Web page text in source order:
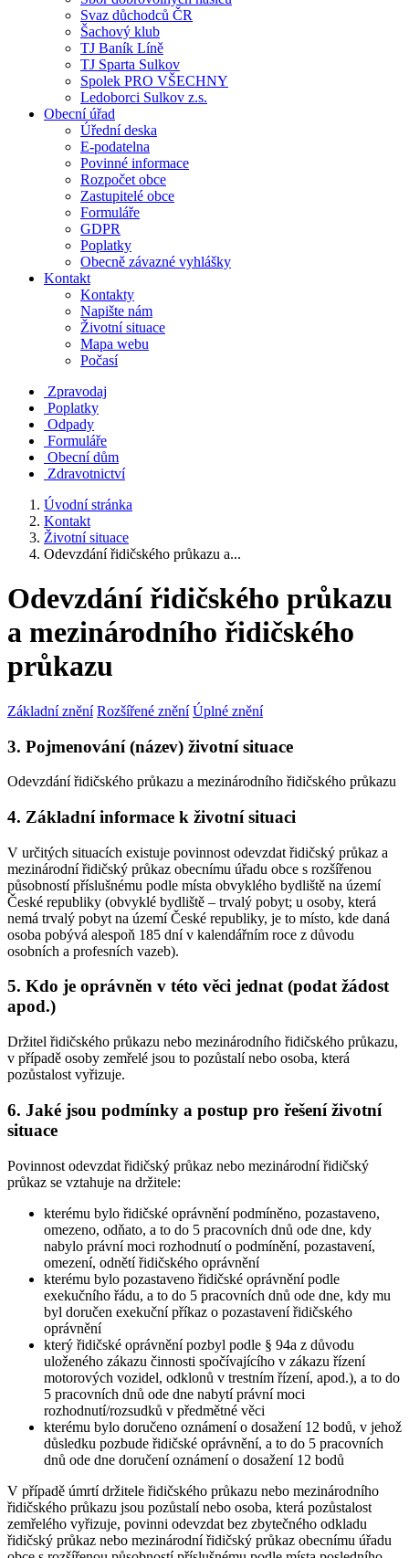
Svaz důchodců ČR
Šachový klub
TJ Baník Líně
TJ Sparta Sulkov
Spolek PRO VŠECHNY
Ledoborci Sulkov z.s.
Obecní úřad
Úřední deska
E-podatelna
Povinné informace
Rozpočet obce
Zastupitelé obce
Formuláře
GDPR
Poplatky
Obecně závazné vyhlášky
Kontakt
Kontakty
Napište nám
Životní situace
Mapa webu
Počasí
Zpravodaj
Poplatky
Odpady
Formuláře
Obecní dům
Zdravotnictví
Úvodní stránka
Kontakt
Životní situace
Odevzdání řidičského průkazu a...
Odevzdání řidičského průkazu
a mezinárodního řidičského
průkazu
Základní znění Rozšířené znění Úplné znění
3. Pojmenování (název) životní situace
Odevzdání řidičského průkazu a mezinárodního řidičského průkazu
4. Základní informace k životní situaci
V určitých situacích existuje povinnost odevzdat řidičský průkaz a
mezinárodní řidičský průkaz obecnímu úřadu obce s rozšířenou
působností příslušnému podle místa obvyklého bydliště na území
České republiky (obvyklé bydliště – trvalý pobyt; u osoby, která
nemá trvalý pobyt na území České republiky, je to místo, kde daná
osoba pobývá alespoň 185 dní v kalendářním roce z důvodu
osobních a profesních vazeb).
5. Kdo je oprávněn v této věci jednat (podat žádost
apod.)
Držitel řidičského průkazu nebo mezinárodního řidičského průkazu,
v případě osoby zemřelé jsou to pozůstalí nebo osoba, která
pozůstalost vyřizuje.
6. Jaké jsou podmínky a postup pro řešení životní
situace
Povinnost odevzdat řidičský průkaz nebo mezinárodní řidičský
průkaz se vztahuje na držitele:
kterému bylo řidičské oprávnění podmíněno, pozastaveno,
omezeno, odňato, a to do 5 pracovních dnů ode dne, kdy
nabylo právní moci rozhodnutí o podmínění, pozastavení,
omezení, odnětí řidičského oprávnění
kterému bylo pozastaveno řidičské oprávnění podle
exekučního řádu, a to do 5 pracovních dnů ode dne, kdy mu
byl doručen exekuční příkaz o pozastavení řidičského
oprávnění
který řidičské oprávnění pozbyl podle § 94a z důvodu
uloženého zákazu činnosti spočívajícího v zákazu řízení
motorových vozidel, odklonů v trestním řízení, apod.), a to do
5 pracovních dnů ode dne nabytí právní moci
rozhodnutí/rozsudků v předmětné věci
kterému bylo doručeno oznámení o dosažení 12 bodů, v jehož
důsledku pozbude řidičské oprávnění, a to do 5 pracovních
dnů ode dne doručení oznámení o dosažení 12 bodů
V případě úmrtí držitele řidičského průkazu nebo mezinárodního
řidičského průkazu jsou pozůstalí nebo osoba, která pozůstalost
zemřelého vyřizuje, povinni odevzdat bez zbytečného odkladu
řidičský průkaz nebo mezinárodní řidičský průkaz obecnímu úřadu